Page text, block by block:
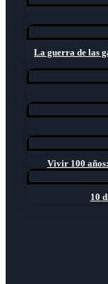
La guerra de las
Vivir 100 años:
10